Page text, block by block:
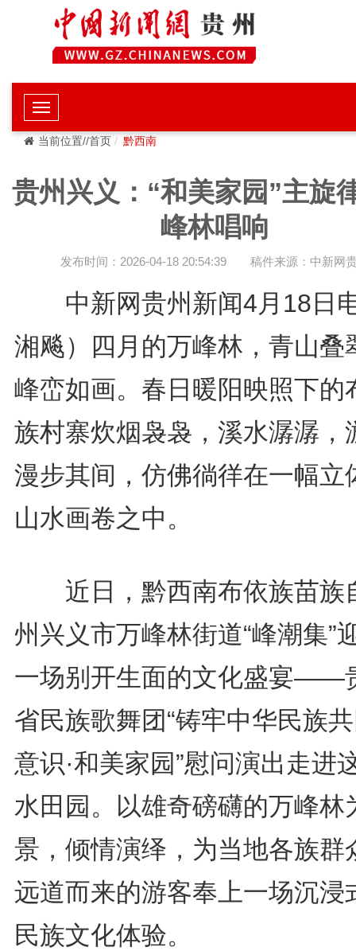
当前位置//首页 黔西南
贵州兴义：“和美家园”主旋
峰林唱响
发布时间：2026-04-18 20:54:39 稿件来源：中新网
中新网贵州新闻4月18日
湘飚）四月的万峰林，青山叠
峰峦如画。春日暖阳映照下的
族村寨炊烟袅袅，溪水潺潺，
漫步其间，仿佛徜徉在一幅立
山水画卷之中。
近日，黔西南布依族苗族
州兴义市万峰林街道“峰潮集”
一场别开生面的文化盛宴——
省民族歌舞团“铸牢中华民族
意识·和美家园”慰问演出走进
水田园。以雄奇磅礴的万峰林
景，倾情演绎，为当地各族群
远道而来的游客奉上一场沉浸
民族文化体验。